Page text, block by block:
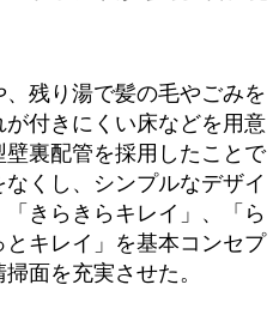
残り湯で髪の毛やごみを
付きにくい床などを用意
裏配管を採用したことで
くし、シンプルなデザイ
きらきらキレイ」、「ら
キレイ」を基本コンセプ
面を充実させた。